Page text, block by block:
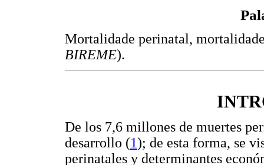
Mortalidade perinatal,
BIREME).
De los 7,6 millones de muertes
desarrollo (1); de esta forma, se
perinatales y determinantes